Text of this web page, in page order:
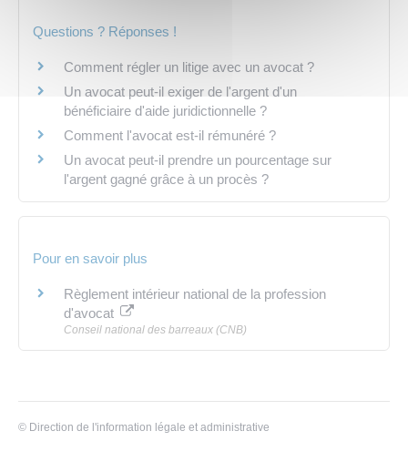
Questions ? Réponses !
Comment régler un litige avec un avocat ?
Un avocat peut-il exiger de l'argent d'un
bénéficiaire d'aide juridictionnelle ?
Comment l'avocat est-il rémunéré ?
Un avocat peut-il prendre un pourcentage sur
l'argent gagné grâce à un procès ?
Pour en savoir plus
Règlement intérieur national de la profession
d'avocat
Conseil national des barreaux (CNB)
© Direction de l'information légale et administrative